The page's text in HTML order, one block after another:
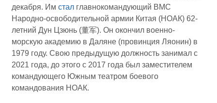
декабря. Им стал главнокомандующий ВМС
Народно-освободительной армии Китая (НОАК) 62-
летний Дун Цзюнь (董军). Он окончил военно-
морскую академию в Даляне (провинция Ляонин) в
1979 году. Свою предыдущую должность занимал с
2021 года, до этого с 2017 года был заместителем
командующего Южным театром боевого
командования НОАК.